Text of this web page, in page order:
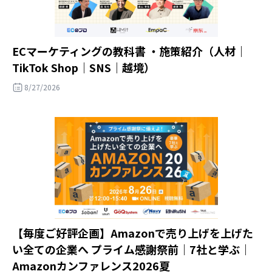
ECマーケティングの教科書 ・施策紹介（人材｜
TikTok Shop｜SNS｜越境）
8/27/2026
【毎度ご好評企画】Amazonで売り上げを上げた
い全ての企業へ プライム感謝祭前｜7社と学ぶ｜
Amazonカンファレンス2026夏